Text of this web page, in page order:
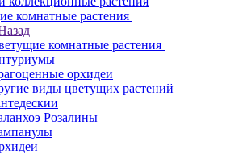
комнатные растения
комнатные растения
орхидеи
виды цветущих растений
Розалины